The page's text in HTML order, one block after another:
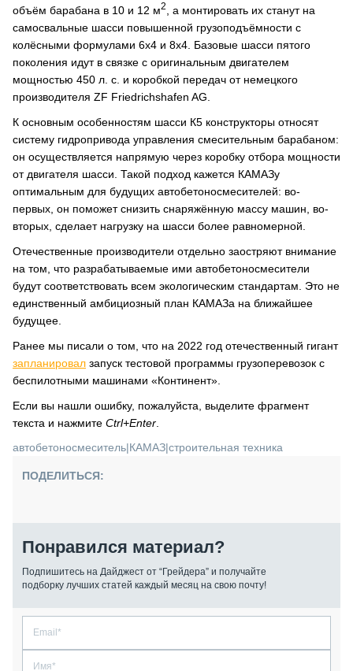
объём барабана в 10 и 12 м2
, а монтировать их станут на
самосвальные шасси повышенной грузоподъёмности с
колёсными формулами 6х4 и 8х4. Базовые шасси пятого
поколения идут в связке с оригинальным двигателем
мощностью 450 л. с. и коробкой передач от немецкого
производителя ZF Friedrichshafen AG.
К основным особенностям шасси К5 конструкторы относят
систему гидропривода управления смесительным барабаном:
он осуществляется напрямую через коробку отбора мощности
от двигателя шасси. Такой подход кажется КАМАЗу
оптимальным для будущих автобетоносмесителей: во-
первых, он поможет снизить снаряжённую массу машин, во-
вторых, сделает нагрузку на шасси более равномерной.
Отечественные производители отдельно заостряют внимание
на том, что разрабатываемые ими автобетоносмесители
будут соответствовать всем экологическим стандартам. Это не
единственный амбициозный план КАМАЗа на ближайшее
будущее.
Ранее мы писали о том, что на 2022 год отечественный гигант
запланировал запуск тестовой программы грузоперевозок с
беспилотными машинами «Континент».
Если вы нашли ошибку, пожалуйста, выделите фрагмент
текста и нажмите Ctrl+Enter
автобетоносмеситель|КАМАЗ|строительная техника
ПОДЕЛИТЬСЯ:
Понравился материал?
Подпишитесь на Дайджест от “Грейдера” и получайте
подборку лучших статей каждый месяц на свою почту!